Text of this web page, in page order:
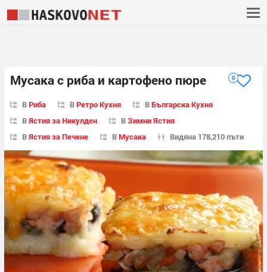
Мусака с риба и картофено пюре 0
ВРиба ВРетро Кухня ВБългарска Кухня
ВЯстия за Никулден ВЗимни Ястия
ВЯстия за Печене ВМусака Видяна 178,210 пъти